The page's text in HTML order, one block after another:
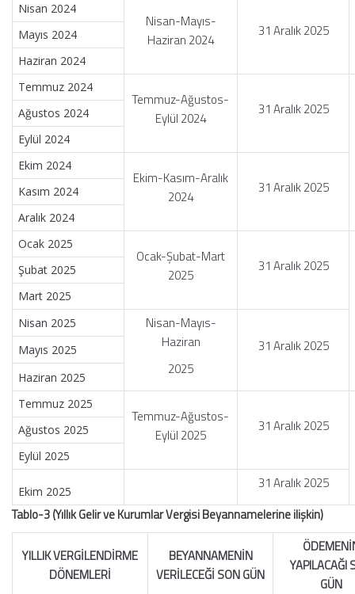
Nisan 2024
Nisan-Mayıs-
Haziran 2024
31 Aralık 2025
Mayıs 2024
Haziran 2024
Temmuz 2024
Temmuz-Ağustos-
Eylül 2024
31 Aralık 2025
Ağustos 2024
Eylül 2024
Ekim 2024
Ekim-Kasım-Aralık
2024
31 Aralık 2025
Kasım 2024
Aralık 2024
Ocak 2025
Ocak-Şubat-Mart
2025
31 Aralık 2025
Şubat 2025
Mart 2025
Nisan 2025
Nisan-Mayıs-
Haziran
2025
31 Aralık 2025
Mayıs 2025
Haziran 2025
Temmuz 2025
Temmuz-Ağustos-
Eylül 2025
31 Aralık 2025
Ağustos 2025
Eylül 2025
Ekim 2025
31 Aralık 2025
Tablo-3 (Yıllık Gelir ve Kurumlar Vergisi Beyannamelerine ilişkin)
YILLIK VERGİLENDİRME
DÖNEMLERİ
BEYANNAMENİN
VERİLECEĞİ SON GÜN
YAPILACAĞI
GÜN